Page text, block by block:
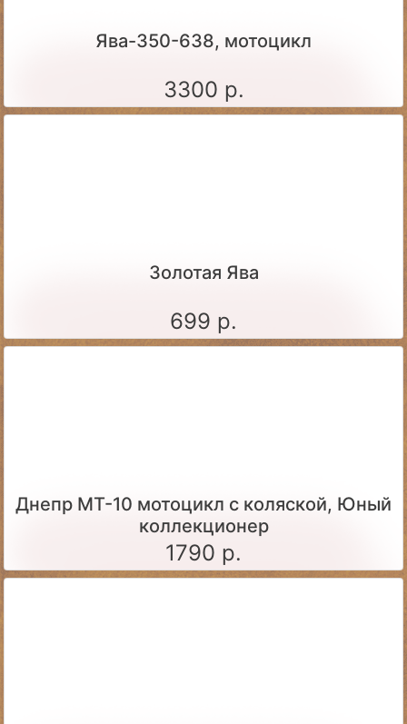
Ява-350-638, мотоцикл
3300 р.
Золотая Ява
699 р.
Днепр МТ-10 мотоцикл с коляской, Юный
коллекционер
1790 р.